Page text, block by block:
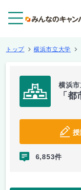
トップ 横浜市立大学
横浜
「
授
6,853件